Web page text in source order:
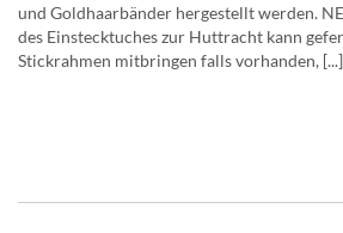
und Goldhaarbänder hergestellt werden.
des Einstecktuches zur Huttracht kann
Stickrahmen mitbringen falls vorhanden, [...]